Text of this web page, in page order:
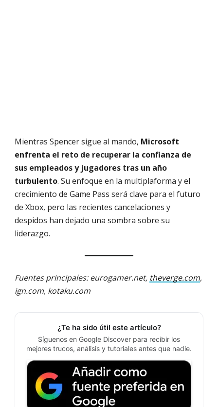
Mientras Spencer sigue al mando, Microsoft
enfrenta el reto de recuperar la confianza de
sus empleados y jugadores tras un año
turbulento. Su enfoque en la multiplaforma y el
crecimiento de Game Pass será clave para el futuro
de Xbox, pero las recientes cancelaciones y
despidos han dejado una sombra sobre su
liderazgo.
Fuentes principales: eurogamer.net, theverge.com,
ign.com, kotaku.com
¿Te ha sido útil este artículo?
Síguenos en Google Discover para recibir los
mejores trucos, análisis y tutoriales antes que nadie.